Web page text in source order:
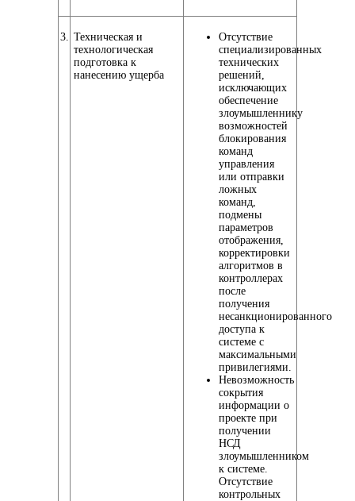
3.
Техническая и
технологическая
подготовка к
нанесению ущерба
Отсутствие
специализированных
технических
решений,
исключающих
обеспечение
злоумышленнику
возможностей
блокирования
команд
управления
или отправки
ложных
команд,
подмены
параметров
отображения,
корректировки
алгоритмов в
контроллерах
после
получения
несанкционированного
доступа к
системе с
максимальными
привилегиями.
Невозможность
сокрытия
информации о
проекте при
получении
НСД
злоумышленником
к системе.
Отсутствие
контрольных